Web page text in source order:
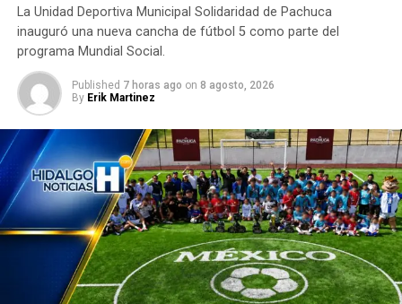
La Unidad Deportiva Municipal Solidaridad de Pachuca
inauguró una nueva cancha de fútbol 5 como parte del
programa Mundial Social.
Published 7 horas ago on 8 agosto, 2026
By Erik Martinez